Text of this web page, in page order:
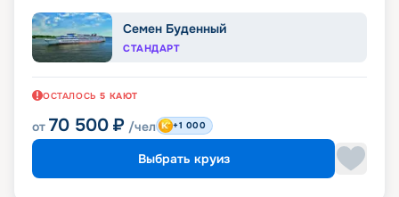
Семен Буденный
СТАНДАРТ
ОСТАЛОСЬ 5 КАЮТ
от 70 500 ₽ /чел +1 000
Выбрать круиз